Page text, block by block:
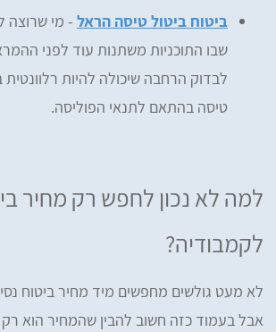
ביטוח ביטול טיסה הראל - מי שרוצה
שבו התוכניות משתנות עוד לפני
לבדוק הרחבה שיכולה להיות
טיסה בהתאם לתנאי הפוליסה.
למה לא נכון לחפש רק מחיר
לקמבודיה?
לא מעט גולשים מחפשים מיד מחיר ביטוח
אבל בעמוד כזה חשוב להבין שהמחיר הוא